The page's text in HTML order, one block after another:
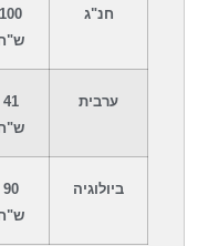
חנ"ג
100
ערבית
41
ביולוגיה
90